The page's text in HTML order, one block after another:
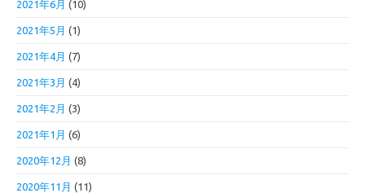
2021年6月 (10)
2021年5月 (1)
2021年4月 (7)
2021年3月 (4)
2021年2月 (3)
2021年1月 (6)
2020年12月 (8)
2020年11月 (11)